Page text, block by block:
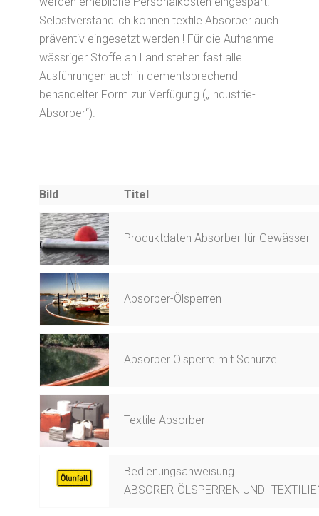
Selbstverständlich können textile Absorber auch
präventiv eingesetzt werden ! Für die Aufnahme
wässriger Stoffe an Land stehen fast alle
Ausführungen auch in dementsprechend
behandelter Form zur Verfügung („Industrie-
Absorber“).
Bild Titel
Produktdaten Absorber für Gewässer
Absorber-Ölsperren
Absorber Ölsperre mit Schürze
Textile Absorber
Bedienungsanweisung
ABSORER-ÖLSPERREN UND -